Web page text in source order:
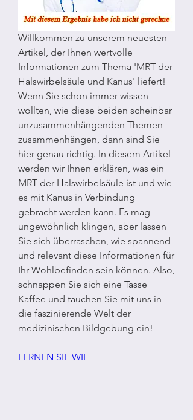
Willkommen zu unserem neuesten
Artikel, der Ihnen wertvolle
Informationen zum Thema 'MRT der
Halswirbelsäule und Kanus' liefert!
Wenn Sie schon immer wissen
wollten, wie diese beiden scheinbar
unzusammenhängenden Themen
zusammenhängen, dann sind Sie
hier genau richtig. In diesem Artikel
werden wir Ihnen erklären, was ein
MRT der Halswirbelsäule ist und wie
es mit Kanus in Verbindung
gebracht werden kann. Es mag
ungewöhnlich klingen, aber lassen
Sie sich überraschen, wie spannend
und relevant diese Informationen für
Ihr Wohlbefinden sein können. Also,
schnappen Sie sich eine Tasse
Kaffee und tauchen Sie mit uns in
die faszinierende Welt der
medizinischen Bildgebung ein!
LERNEN SIE WIE